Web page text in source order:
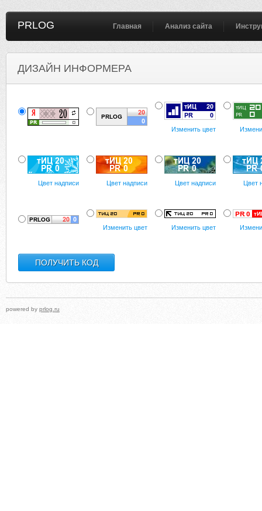
PRLOG Главная Анализ сайта
ДИЗАЙН ИНФОРМЕРА
Изменить цвет
Цвет надписи Цвет надписи Цвет надписи Цвет
Изменить цвет Изменить цвет
powered by prlog.ru